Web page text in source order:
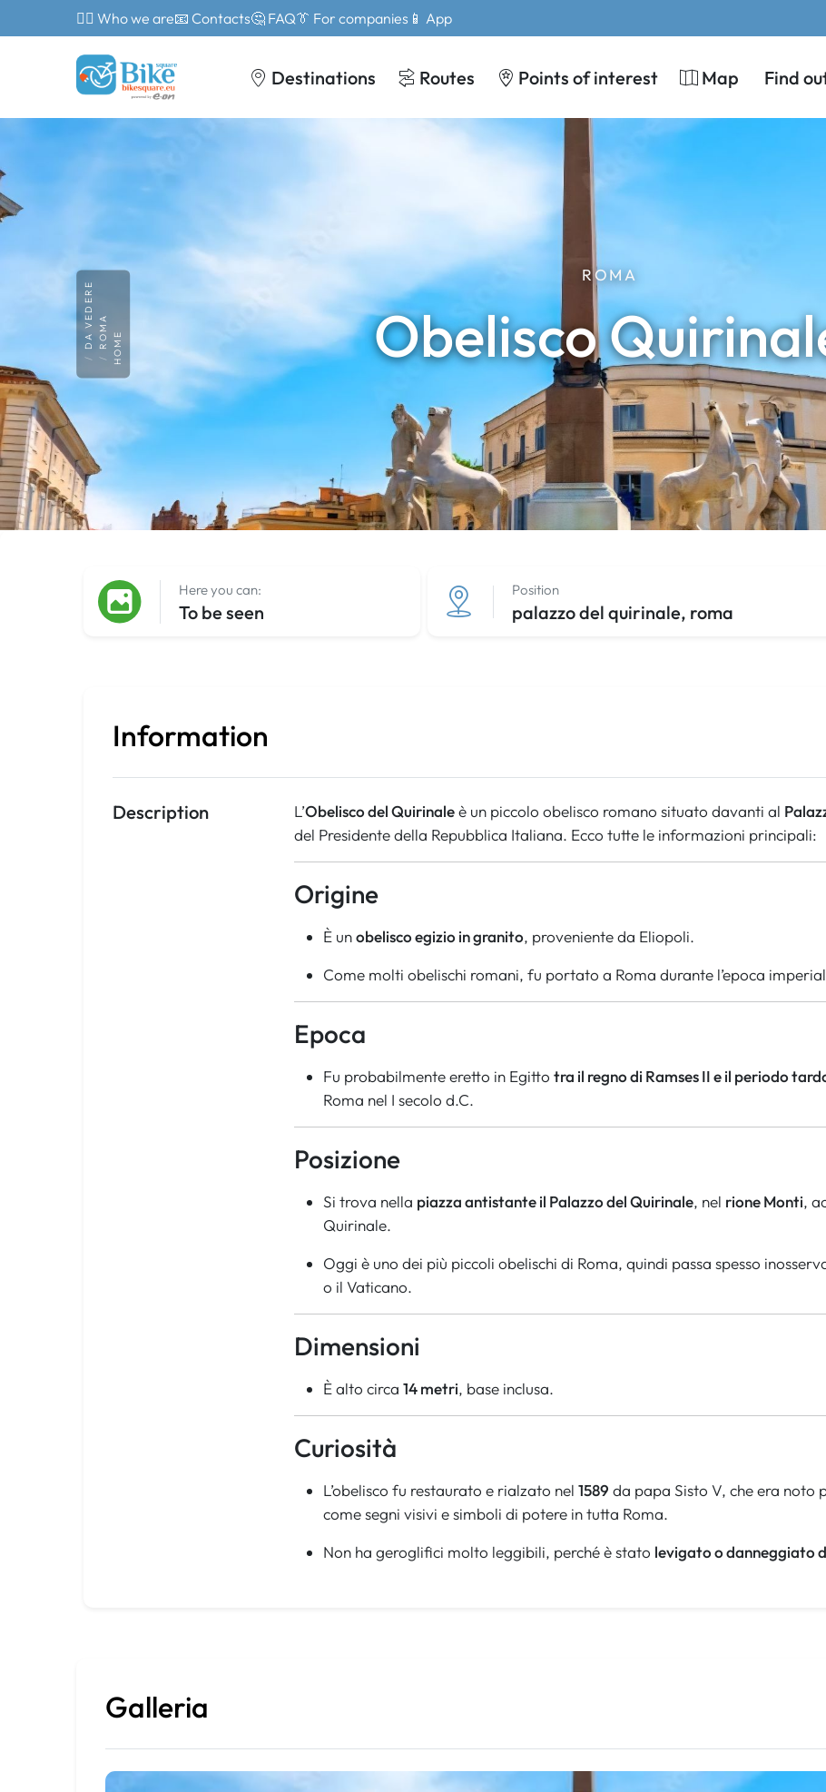
🙎‍♂️ Who we are📧 Contacts🤔 FAQ👔 For companies 📱 App
Destinations Routes Points of interest Map Find
ROMA
Obelisco
HOME
ROMA
DA VEDERE
Here you can:
To be seen
Position
palazzo del quirinale, roma
Information
Description L’Obelisco del Quirinaleè un piccolo obelisco romano situato davanti al
del Presidente della Repubblica Italiana. Ecco tutte le informazioni principali:
Origine
È unobelisco egizio in granito, proveniente da Eliopoli.
Come molti obelischi romani, fu portato a Roma durante l’epoca
Epoca
Fu probabilmente eretto in Egitto tra il regno di Ramses II e il periodo
Roma nel I secolo d.C.
Posizione
Si trova nella piazza antistante il Palazzo del Quirinale, nel rione Monti,
Quirinale.
Oggi è uno dei più piccoli obelischi di Roma, quindi passa spesso
o il Vaticano.
Dimensioni
È alto circa 14 metri, base inclusa.
Curiosità
L’obelisco fu restaurato e rialzato nel 1589 da papa Sisto V, che era noto
come segni visivi e simboli di potere in tutta Roma.
Non ha geroglifici molto leggibili, perché è stato levigato o danneggiato
Galleria